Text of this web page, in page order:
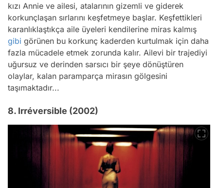
kızı Annie ve ailesi, atalarının gizemli ve giderek
korkunçlaşan sırlarını keşfetmeye başlar. Keşfettikleri
karanlıklaştıkça aile üyeleri kendilerine miras kalmış
gibi görünen bu korkunç kaderden kurtulmak için daha
fazla mücadele etmek zorunda kalır. Ailevi bir trajediyi
uğursuz ve derinden sarsıcı bir şeye dönüştüren
olaylar, kalan paramparça mirasın gölgesini
taşımaktadır...
8. Irréversible (2002)